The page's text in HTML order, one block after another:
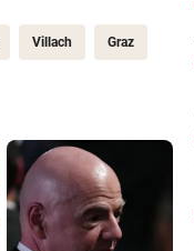
Villach Graz